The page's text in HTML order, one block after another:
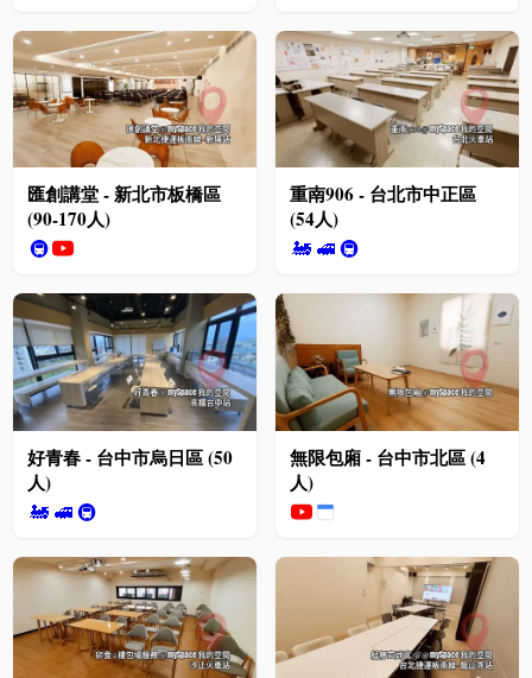
匯創講堂 - 新北市板橋區
(90-170人)
🚇
重南906 - 台北市中正區
(54人)
🚂 🚅🚇
好青春 - 台中市烏日區 (50
人)
🚂 🚅 🚇
無限包廂 - 台中市北區 (4
人)